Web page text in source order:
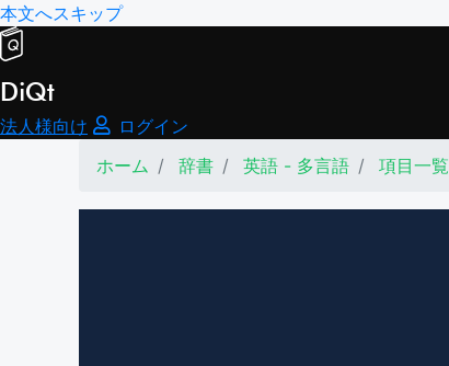
本文へスキップ
DiQt
法人様向け
ログイン
ホーム
辞書 英語 - 多言語 項目一覧